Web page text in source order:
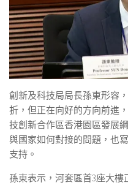
創新及科技局局長孫東形容
折，但正在向好的方向前進
技創新合作區香港園區發展
與國家如何對接的問題，也
支持。
孫東表示，河套區首3座大